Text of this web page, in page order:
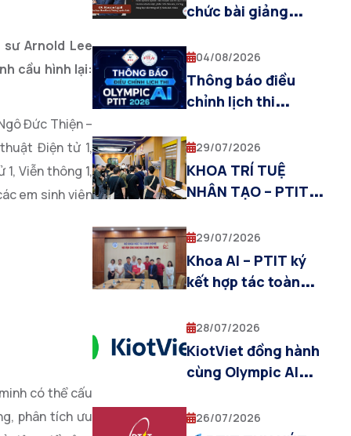
Arnold Lee
cầu hình lại:
Đức Thiện –
Điện tử 1,
Viễn thông 1,
em sinh viên
có thể cấu
phân tích ưu
chức bài giảng
Learning for Visual
Computing and
Multimodal AI”
04/08/2026
Thông báo điều
chỉnh lịch thi
2026
29/07/2026
KHOA TRÍ TUỆ
NHÂN TẠO – PTIT
CHƯƠNG TRÌNH
THỰC TẬP QUỐC
TẾ SIT–PTIT 2026
29/07/2026
Khoa AI – PTIT ký
kết hợp tác toàn
Studio trong lĩnh
vực Trí tuệ nhân tạo
28/07/2026
KiotViet đồng hành
cùng Olympic AI
tài năng trẻ trong
26/07/2026